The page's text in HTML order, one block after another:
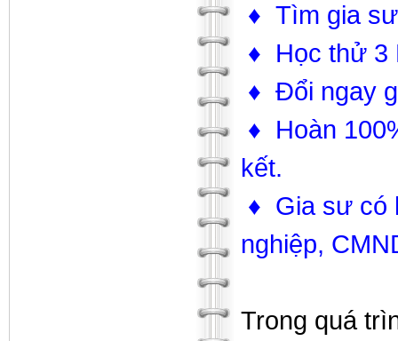
♦ Tìm gia
♦ Học thử 3
♦ Đổi ngay
♦ Hoàn
kết.
♦ Gia sư có
nghiệp,
Trong quá